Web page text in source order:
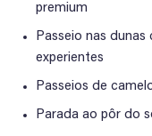
premium
Passeio nas
experientes
Passeios de
Parada ao pôr do